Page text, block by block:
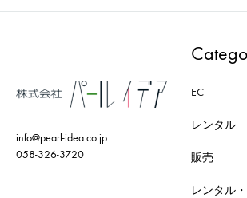
info@pearl-idea.co.jp
058-326-3720
EC
レンタル
販売
レンタル